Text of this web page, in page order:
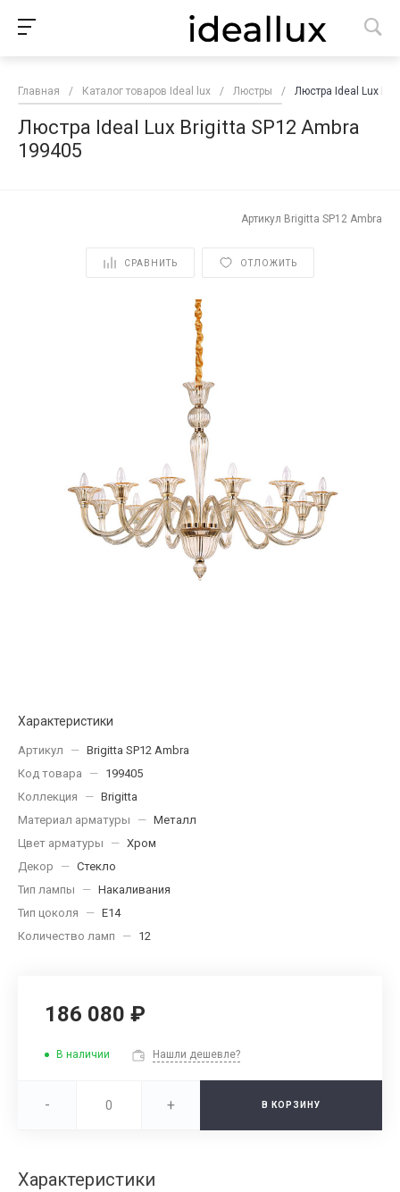
Главная / Каталог товаров Ideal lux / Люстры / Люстра Ideal Lux
Люстра Ideal Lux Brigitta SP12 Ambra
199405
Артикул Brigitta SP12 Ambra
СРАВНИТЬ ОТЛОЖИТЬ
Характеристики
Артикул — Brigitta SP12 Ambra
Код товара
— 199405
Коллекция
— Brigitta
Материал арматуры
— Металл
Цвет арматуры
— Хром
Декор
— Стекло
Тип лампы
— Накаливания
Тип цоколя
— E14
Количество ламп
— 12
186 080 ₽
В наличии Нашли дешевле?
- + В КОРЗИНУ
Характеристики